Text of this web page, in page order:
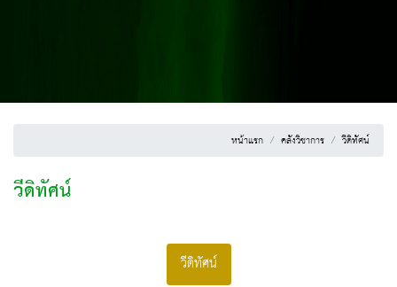
หน้าแรก คลังวิชาการ วีดิทัศน์
วีดิทัศน์
วีดิทัศน์